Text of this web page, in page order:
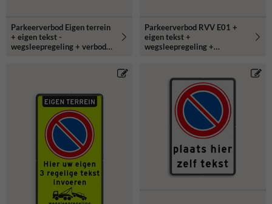
Parkeerverbod Eigen terrein
+ eigen tekst -
wegsleepregeling + verboden
Parkeerverbod RVV E01 +
eigen tekst +
wegsleepregeling +